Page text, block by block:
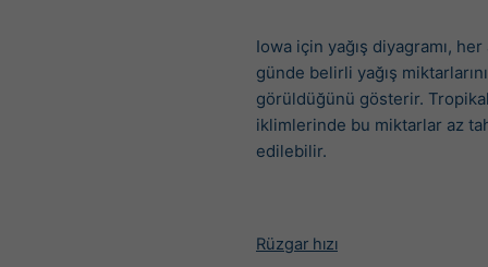
Iowa için yağış diyagramı, her
günde belirli yağış
görüldüğünü gösterir.
iklimlerinde bu miktarlar az
edilebilir.
Rüzgar hızı